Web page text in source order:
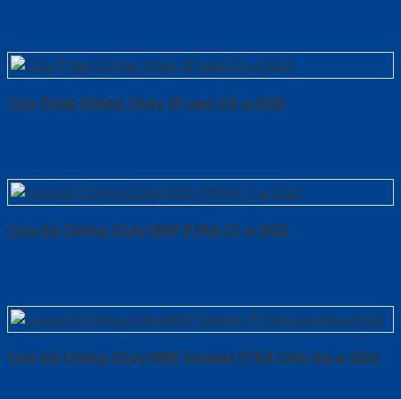
Cửa Thép Chống Cháy 2P van Gỗ-a-SGD
Cửa Gỗ Chống Cháy MDF P1R4-C1-a-SGD
Cửa Gỗ Chống Cháy MDF Veneer P1R4 Căm Xe-a-SGD